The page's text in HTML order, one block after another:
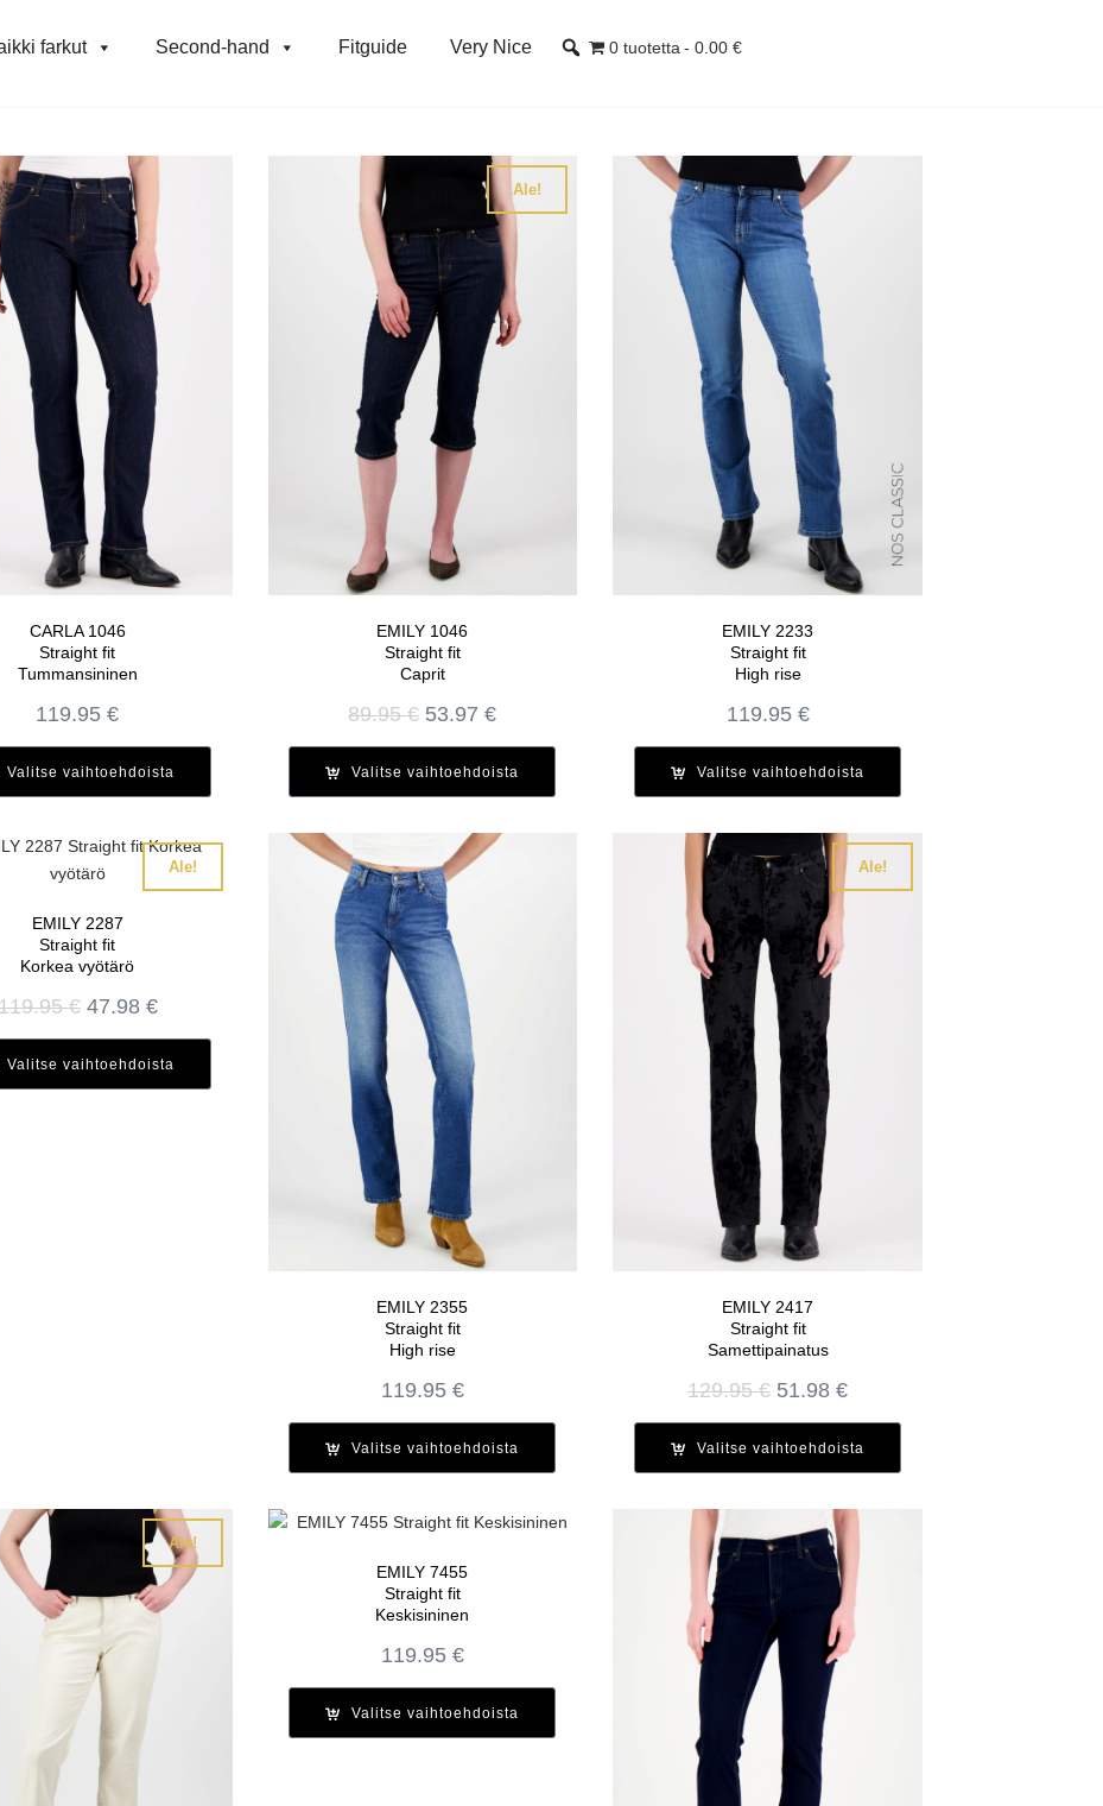
farkut Second-hand Fitguide Very Nice 0 tuotetta 0.00 €
CARLA 1046
Straight fit
Tummansininen
119.95€
Valitse vaihtoehdoista
Ale!
EMILY 1046
Straight fit
Caprit
89.95€ Alkuperäinen
oli:
53.97€Nykyinen
on:
Valitse vaihtoehdoista
EMILY 2233
Straight fit
High rise
119.95 €
Valitse vaihtoehdoista
Ale!
EMILY 2287
Straight fit
Korkea vyötärö
€ Alkuperäinen
oli:
47.98 €Nykyinen
on:
Valitse vaihtoehdoista
EMILY 2355
Straight fit
High rise
119.95 €
Valitse vaihtoehdoista
Ale!
EMILY 2417
Straight fit
Samettipainatus
129.95€ Alkuperäinen
oli:
51.98€Nykyinen
on:
Valitse vaihtoehdoista
Ale!
EMILY 7455
Straight fit
Keskisininen
119.95 €
Valitse vaihtoehdoista